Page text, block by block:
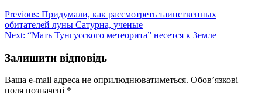
Навігація
записів
Previous: Придумали, как рассмотреть таинственных
обитателей луны Сатурна, ученые
Next: “Мать Тунгусского метеорита” несется к Земле
Залишити відповідь
Ваша e-mail адреса не оприлюднюватиметься. Обов’язкові
поля позначені *